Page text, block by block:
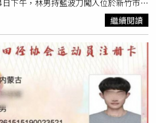
下午，林男持藍波刀闖入位於新竹市三
店長紀男瘋狂揮砍，造成紀男身中多
醫後仍因傷勢過重宣告不治。據了解，
人為連襟關係，疑因家庭及音樂教室產
突，確切犯案動機仍待警方進一步調查釐
現場時，林男手持凶刀準備離開，面對警
，雙方一度對峙。警方解釋，由於現場音
人及4名孩童，暴露在情緒已經失控的兇
急需送醫，現場指揮官評估情勢危急，果
連開4槍，擊中林詩淳左右腿，他中彈後
繼續閱讀